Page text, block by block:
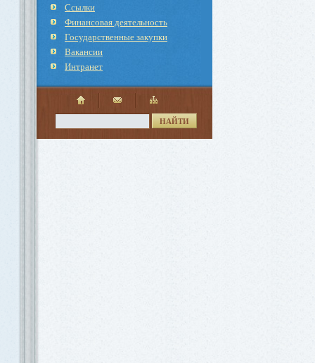
Ссылки
Финансовая деятельность
Государственные закупки
Вакансии
Интранет
НАЙТИ